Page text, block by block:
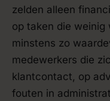
zelden alleen
op taken die weinig
minstens zo
medewerkers die
klantcontact, op
fouten in